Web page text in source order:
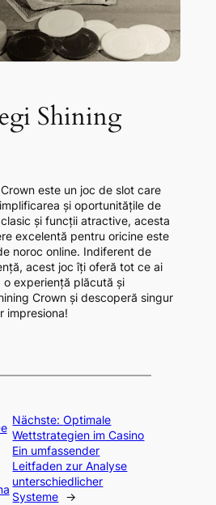
Shining
este un joc de slot care
și oportunitățile de
și funcții atractive, acesta
excelentă pentru oricine este
noroc online. Indiferent de
acest joc îți oferă tot ce ai
o experiență plăcută și
Crown și descoperă singur
impresiona!
Nächste:Optimale
Wettstrategien im Casino
Ein umfassender
Leitfaden zur Analyse
unterschiedlicher
Systeme →